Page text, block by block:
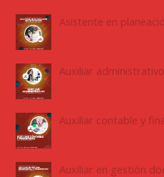
Asistente en
Auxiliar administrativo
Auxiliar contable y
Auxiliar en gestión